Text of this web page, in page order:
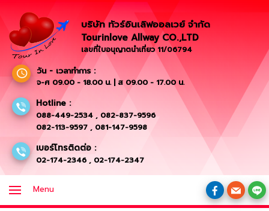
บริษัท ทัวร์อินเลิฟออลเวย์ จำกัด
Tourinlove Allway CO.,LTD
เลขที่ใบอนุญาตนำเที่ยว 11/06794
วัน - เวลาทำการ :
จ-ศ 09.00 - 18.00 น. | ส 09.00 - 17.00 น.
Hotline :
088-449-2534 , 082-837-9596
082-113-9597 , 081-147-9598
เบอร์โทรติดต่อ :
02-174-2346 , 02-174-2347
Menu